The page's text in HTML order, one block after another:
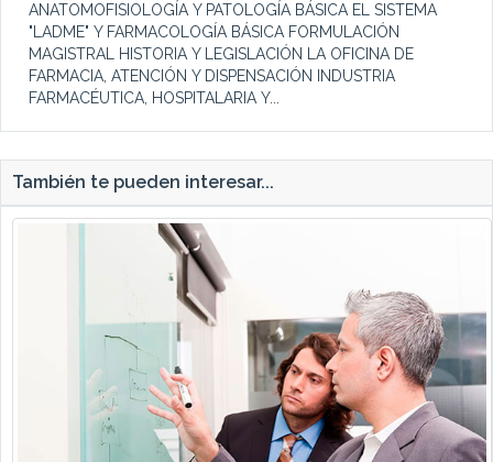
ANATOMOFISIOLOGÍA Y PATOLOGÍA BÁSICA EL SISTEMA
"LADME" Y FARMACOLOGÍA BÁSICA FORMULACIÓN
MAGISTRAL HISTORIA Y LEGISLACIÓN LA OFICINA DE
FARMACIA, ATENCIÓN Y DISPENSACIÓN INDUSTRIA
FARMACÉUTICA, HOSPITALARIA Y...
También te pueden interesar...